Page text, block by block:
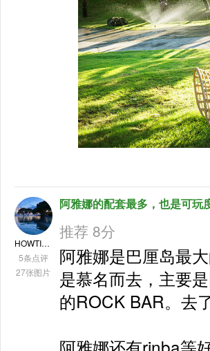
HOWTIC浩
5条点评
27张图片
阿雅娜的配套最多，也是可玩
推荐 8分
阿雅娜是巴厘岛最
是慕名而去，主要
的ROCK BAR。去